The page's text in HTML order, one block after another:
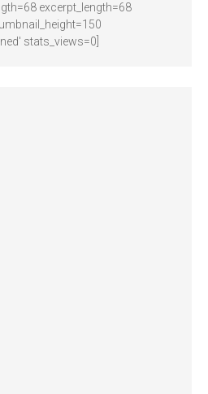
excerpt_length=68
stats_views=0]